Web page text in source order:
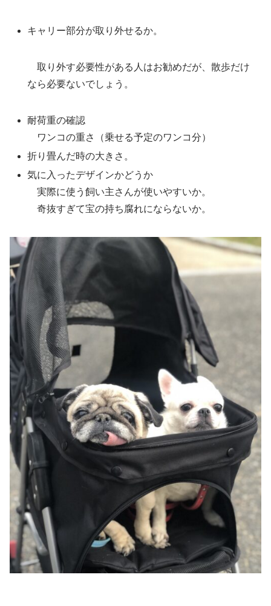
キャリー部分が取り外せるか。
取り外す必要性がある人はお勧めだが、散歩だけ
なら必要ないでしょう。
耐荷重の確認
ワンコの重さ（乗せる予定のワンコ分）
折り畳んだ時の大きさ。
気に入ったデザインかどうか
実際に使う飼い主さんが使いやすいか。
奇抜すぎて宝の持ち腐れにならないか。